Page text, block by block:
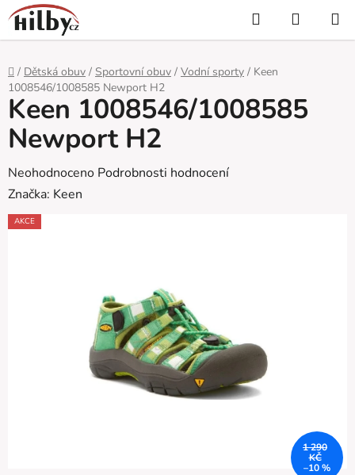
Přejít
na
obsah
Hledat
KOŠÍK
Domů
/ Dětská obuv / Sportovní obuv / Vodní sporty / Keen
1008546/1008585 Newport H2
Keen 1008546/1008585
Newport H2
Průměrné
hodnocení
produktu
Neohodnoceno Podrobnosti hodnocení
Značka: Keen
AKCE
1 290
KČ
–10 %